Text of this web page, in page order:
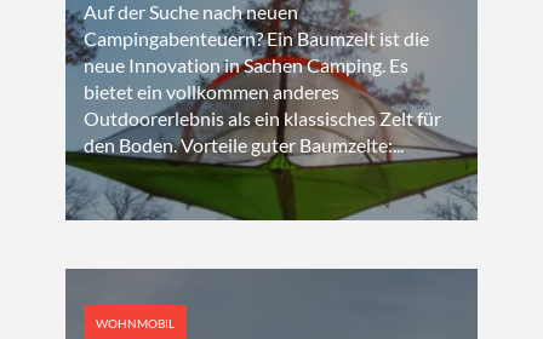
Auf der Suche nach neuen
Campingabenteuern? Ein Baumzelt ist die
neue Innovation in Sachen Camping. Es
bietet ein vollkommen anderes
Outdoorerlebnis als ein klassisches Zelt für
den Boden. Vorteile guter Baumzelte:...
WOHNMOBIL